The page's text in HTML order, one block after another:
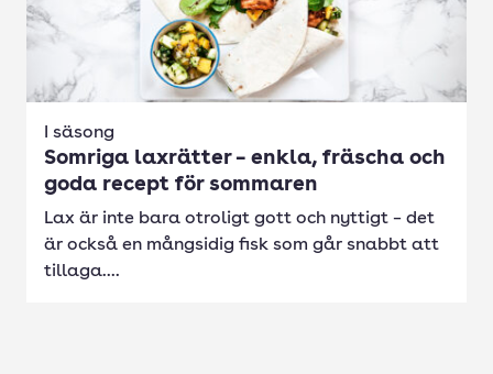
I säsong
Somriga laxrätter – enkla, fräscha och
goda recept för sommaren
Lax är inte bara otroligt gott och nyttigt – det
är också en mångsidig fisk som går snabbt att
tillaga....